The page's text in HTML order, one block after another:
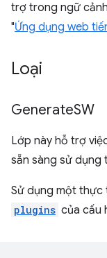
trợ trong ngữ
"Ứng dụng web
Loại
GenerateSW
Lớp này hỗ trợ
sẵn sàng sử dụng
Sử dụng một thực
plugins của cấu